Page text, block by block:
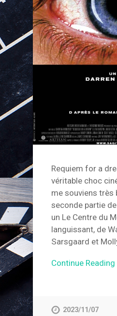
Requiem for a
véritable choc
me souviens très
seconde partie
un Le Centre du
languissant, de
Sarsgaard et
Continue
2023/11/07